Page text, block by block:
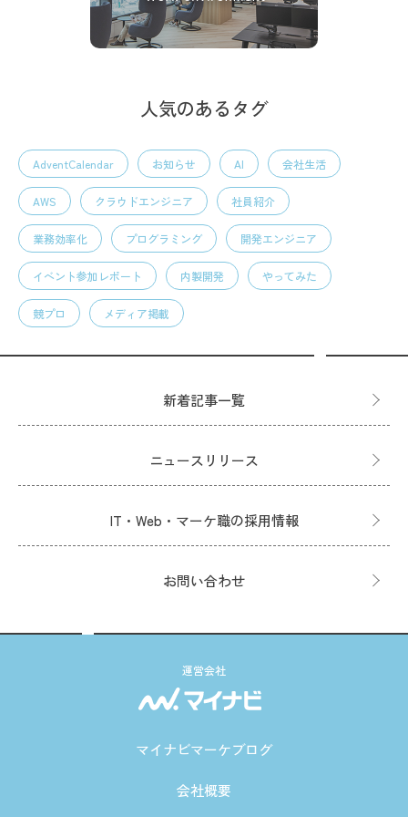
人気のあるタグ
AdventCalendar お知らせ AI 会社生活
AWS クラウドエンジニア 社員紹介
業務効率化 プログラミング 開発エンジニア
イベント参加レポート 内製開発 やってみた
競プロ メディア掲載
新着記事一覧
ニュースリリース
IT・Web・マーケ職の採用情報
お問い合わせ
運営会社
マイナビマーケブログ
会社概要